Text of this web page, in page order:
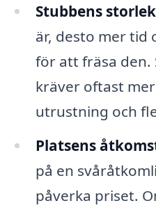
Stubbens
är, desto mer tid
för att fräsa
kräver oftast
utrustning och
Platsens
på en
påverka priset.